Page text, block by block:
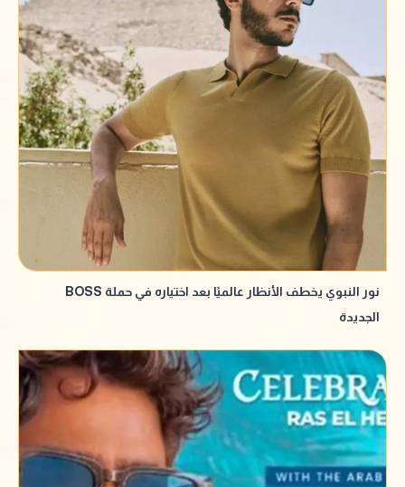
نور النبوي يخطف الأنظار عالميًا بعد اختياره في حملة BOSS
الجديدة